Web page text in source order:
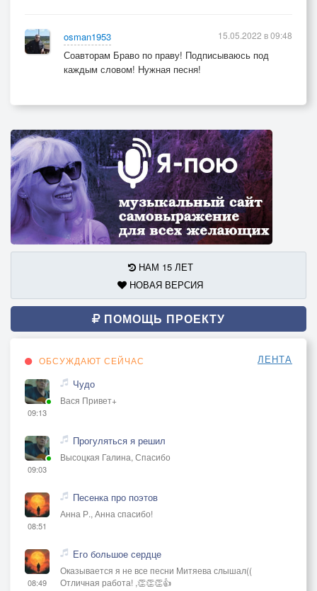
osman1953
Соавторам Браво по праву! Подписываюсь под
каждым словом! Нужная песня!
15.05.2022 в 09:48
НАМ 15 ЛЕТ
НОВАЯ ВЕРСИЯ
ПОМОЩЬ ПРОЕКТУ
ОБСУЖДАЮТ СЕЙЧАС ЛЕНТА
09:13
Чудо
Вася Привет+
09:03
Прогуляться я решил
Высоцкая Галина, Спасибо
08:51
Песенка про поэтов
Анна Р., Анна спасибо!
08:49
Его большое сердце
Оказывается я не все песни Митяева слышал((
Отличная работа! ,👏👏👏👍